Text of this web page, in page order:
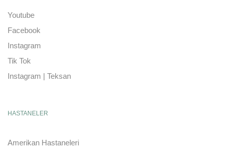
Youtube
Facebook
Instagram
Tik Tok
Instagram | Teksan
HASTANELER
Amerikan Hastaneleri